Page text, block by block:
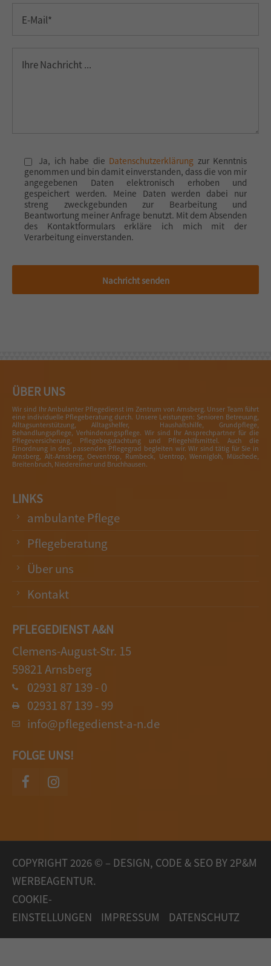
Ja, ich habe die Datenschutzerklärung zur Kenntnis
genommen und bin damit einverstanden, dass die von mir
angegebenen Daten elektronisch erhoben und
gespeichert werden. Meine Daten werden dabei nur
streng zweckgebunden zur Bearbeitung und
Beantwortung meiner Anfrage benutzt. Mit dem Absenden
des Kontaktformulars erkläre ich mich mit der
Verarbeitung einverstanden.
Nachricht senden
ÜBER UNS
Wir sind Ihr Ambulanter Pflegedienst im Zentrum von Arnsberg. Unser Team führt
eine individuelle Pflegeberatung durch. Unsere Leistungen: Senioren Betreuung,
Alltagsunterstützung, Alltagshelfer, Haushaltshilfe, Grundpflege,
Behandlungspflege, Verhinderungspflege. Wir sind Ihr Ansprechpartner für die
Pflegeversicherung, Pflegebegutachtung und Pflegehilfsmittel. Auch die
Einordnung in den passenden Pflegegrad begleiten wir. Wir sind tätig für Sie in
Arnsberg, Alt-Arnsberg, Oeventrop, Rumbeck, Uentrop, Wennigloh, Müschede,
Breitenbruch, Niedereimer und Bruchhausen.
LINKS
ambulante Pflege
Pflegeberatung
Über uns
Kontakt
PFLEGEDIENST A&N
Clemens-August-Str. 15
59821 Arnsberg
02931 87 139 - 0
02931 87 139 - 99
info@pflegedienst-a-n.de
FOLGE UNS!
COPYRIGHT 2026 © – DESIGN, CODE & SEO BY 2P&M
WERBEAGENTUR.
COOKIE-
EINSTELLUNGEN
IMPRESSUM DATENSCHUTZ